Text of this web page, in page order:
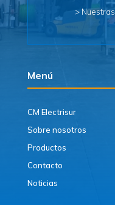
>
Menú
CM Electrisur
Sobre nosotros
Productos
Contacto
Noticias